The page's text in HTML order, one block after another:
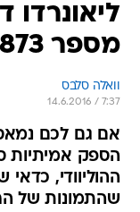
ליאונרדו
מספר 9873
וואלה סלבס
14.6.2016 / 7:37
אם גם לכם
הספק אמיתיות
ההוליוודי,
שהתמונות של